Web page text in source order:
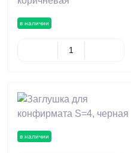
в наличии
в наличии